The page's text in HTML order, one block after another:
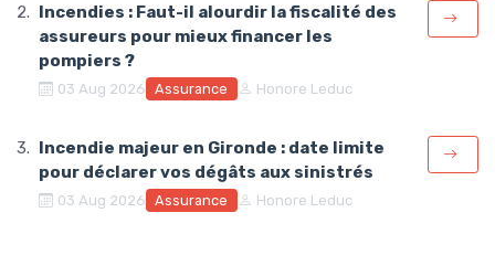
Incendies : Faut-il alourdir la fiscalité des
assureurs pour mieux financer les
pompiers ?
03 Aug 2026 Assurance Honore Leduc
Incendie majeur en Gironde : date limite
pour déclarer vos dégâts aux sinistrés
03 Aug 2026 Assurance Honore Leduc